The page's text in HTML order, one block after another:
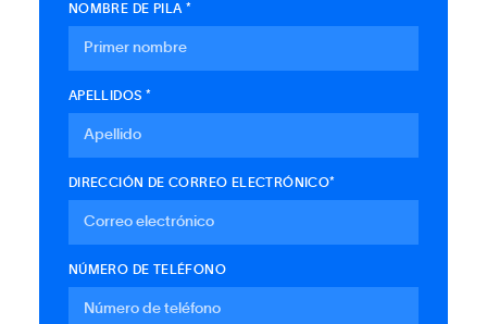
NOMBRE DE PILA *
APELLIDOS *
DIRECCIÓN DE CORREO ELECTRÓNICO*
NÚMERO DE TELÉFONO